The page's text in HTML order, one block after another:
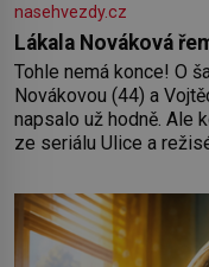
nasehvezdy.cz
Lákala Nováková
Tohle nemá konce! O
Novákovou (44) a
napsalo už hodně. Ale
ze seriálu Ulice a